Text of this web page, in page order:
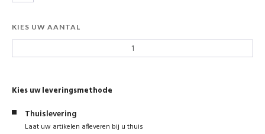
KIES UW AANTAL
Kies uw leveringsmethode
Thuislevering
Laat uw artikelen afleveren bij u thuis